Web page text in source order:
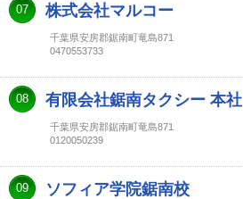
07 株式会社マルコー
千葉県安房郡鋸南町竜島871
0470553733
08 有限会社鋸南タクシー 本社
千葉県安房郡鋸南町竜島871
0120050239
09 ソフィア学院鋸南校